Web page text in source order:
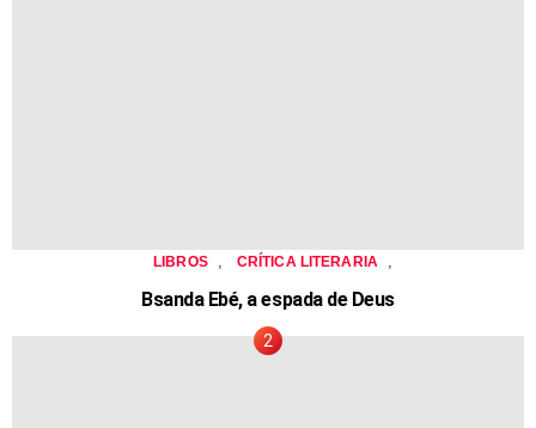
LIBROS CRÍTICA LITERARIA
Bsanda Ebé, a espada de Deus